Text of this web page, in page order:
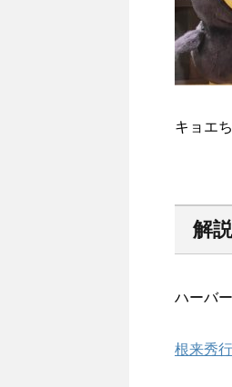
キョエ
解
ハーバ
根来秀行